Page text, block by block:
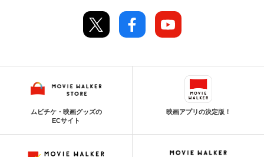
ムビチケ・映画グッズの
ECサイト
映画アプリの決定版！